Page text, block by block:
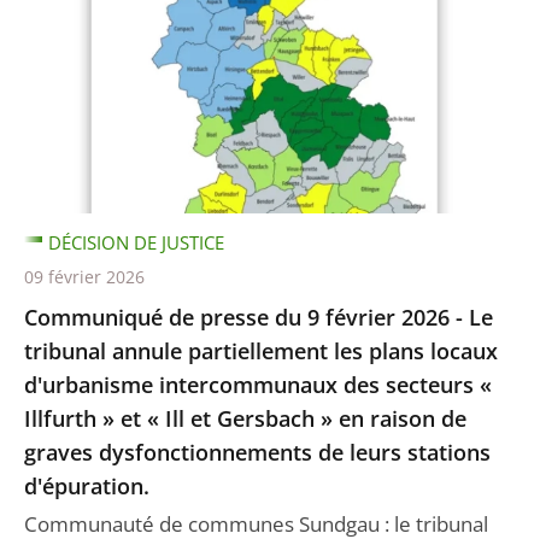
Communiqué de presse du 9 février 2026 - Le
tribunal annule partiellement les plans locaux
d'urbanisme intercommunaux des secteurs «
Illfurth » et « Ill et Gersbach » en raison de
graves dysfonctionnements de leurs stations
d'épuration.
Communauté de communes Sundgau : le tribunal
DÉCISION DE JUSTICE
09 février 2026